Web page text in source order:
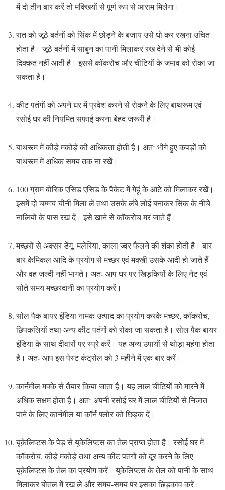
में दो तीन बार करें तो मक्खियों से पूर्ण रूप से आराम मिलेगा।
रात को जूठे बर्तनों को सिंक में छोड़ने के बजाय उसे धो कर रखना उचित
होता है। जूठे बर्तनों में साबुन का पानी मिलाकर रख देने से भी कोई
दिक्कत नहीं आती है। इससे कॉकरोच और चीटियों के जमाव को रोका जा
सकता है।
कीट पतंगों को अपने घर में प्रवेश करने से रोकने के लिए बाथरूम एवं
रसोई घर की नियमित सफाई करना बेहद जरूरी है।
बाथरूम में कीड़े मकोड़े की अधिकता होती है। अतः भीगे हुए कपड़ों को
बाथरूम में अधिक समय तक ना रखें।
100 ग्राम बोरिक एसिड एसिड के पैकेट में गेहूं के आटे को मिलाकर रखें।
इसमें दो चम्मच चीनी मिला लें तथा उसके लंबे लोई बनाकर सिंक के नीचे
नालियों के पास रख दें। इसे खाने से कॉकरोच मर जाते हैं।
मच्छरों से अक्सर डेंगू, मलेरिया, काला ज्वर फैलने की शंका होती है। बार-
बार केमिकल आदि के प्रयोग से मच्छर एवं मक्खी उसके आदी हो जाते हैं
और वह जल्दी नहीं भागते। अतः आप घर पर खिड़कियों के लिए नेट एवं
सोते समय मच्छरदानी का प्रयोग करें।
सोल पैक बायर इंडिया नामक उत्पाद का प्रयोग करके मच्छर, कॉकरोच,
छिपकलियों तथा अन्य कीट पतंगों को रोका जा सकता है। सोल पैक बायर
इंडिया के साथ दीवारों पर स्प्रे करें। यह अन्य उपायों से थोड़ा महंगा होता
है। अतः आप इस पेस्ट कंट्रोल को 3 महीने में एक बार करें।
कार्नमील मक्के से तैयार किया जाता है। यह लाल चीटियों को मारने में
अधिक सक्षम होता है। अतः अपनी रसोई घर में लाल चीटियों से निजात
पाने के लिए कार्नमील या कॉर्न फ्लोर को छिड़क दें।
यूकेलिप्टस के पेड़ से यूकेलिप्टस का तेल प्राप्त होता है। रसोई घर में
कॉकरोच, कीड़े मकोड़े तथा अन्य कीट पतंगों को दूर करने के लिए
यूकेलिप्टस के तेल का प्रयोग करें। यूकेलिप्टस के तेल को पानी के साथ
मिलाकर बोतल में रख ले और समय-समय पर इसका छिड़काव करें।